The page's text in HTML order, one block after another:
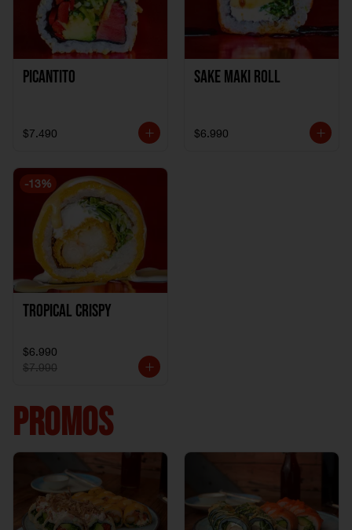
Picantito
$7.490
Sake Maki Roll
$6.990
-13%
Tropical crispy
$6.990
$7.990
PROMOS